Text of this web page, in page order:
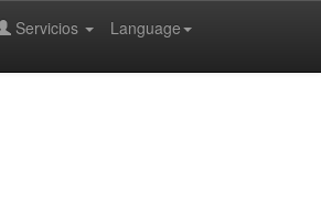
Language
Servicios